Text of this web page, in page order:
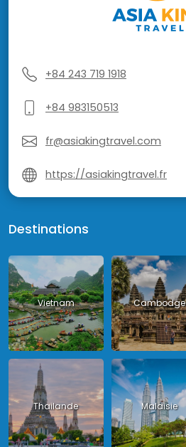
+84 243 719 1918
+84 983150513
fr@asiakingtravel.com
https://asiakingtravel.fr
Destinations
Vietnam Cambodge
Thailande Malaisie